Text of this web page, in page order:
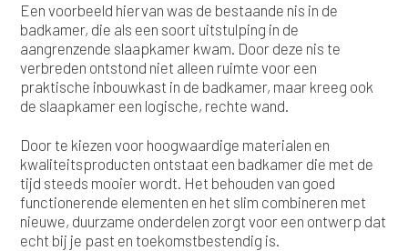
Een voorbeeld hiervan was de bestaande nis in de
badkamer, die als een soort uitstulping in de
aangrenzende slaapkamer kwam. Door deze nis te
verbreden ontstond niet alleen ruimte voor een
praktische inbouwkast in de badkamer, maar kreeg ook
de slaapkamer een logische, rechte wand.
Door te kiezen voor hoogwaardige materialen en
kwaliteitsproducten ontstaat een badkamer die met de
tijd steeds mooier wordt. Het behouden van goed
functionerende elementen en het slim combineren met
nieuwe, duurzame onderdelen zorgt voor een ontwerp dat
echt bij je past en toekomstbestendig is.